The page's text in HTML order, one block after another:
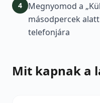
4
Megnyomod a
másodpercek
telefonjára
Mit kapnak a